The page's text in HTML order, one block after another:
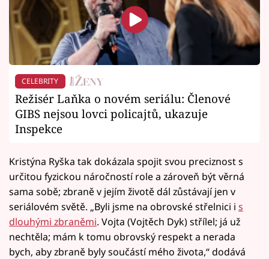
CELEBRITY
Režisér Laňka o novém seriálu: Členové
GIBS nejsou lovci policajtů, ukazuje
Inspekce
Kristýna Ryška tak dokázala spojit svou preciznost s
určitou fyzickou náročností role a zároveň být věrná
sama sobě; zbraně v jejím životě dál zůstávají jen v
seriálovém světě. „Byli jsme na obrovské střelnici i s
dlouhými zbraněmi. Vojta (Vojtěch Dyk) střílel; já už
nechtěla; mám k tomu obrovský respekt a nerada
bych, aby zbraně byly součástí mého života,“ dodává